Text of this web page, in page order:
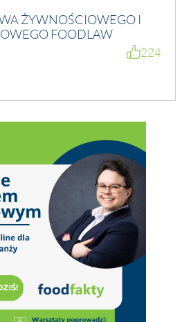
ŻYWNOŚCIOWEGO I
FOODLAW
224